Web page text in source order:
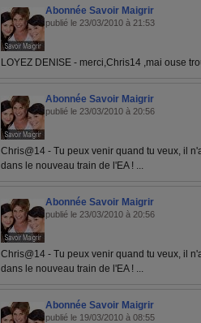
Abonnée Savoir Maigrir
publié le 23/03/2010 à 21:53
LOYEZ DENISE - merci,Chris14 ,mai ouse
Abonnée Savoir Maigrir
publié le 23/03/2010 à 20:56
Chris@14 - Tu peux venir quand tu veux, il
dans le nouveau train de l'EA ! ...
Abonnée Savoir Maigrir
publié le 23/03/2010 à 20:56
Chris@14 - Tu peux venir quand tu veux, il
dans le nouveau train de l'EA ! ...
Abonnée Savoir Maigrir
publié le 19/03/2010 à 08:55